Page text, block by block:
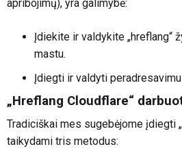
apribojimų), yra galimybė:
Įdiekite ir valdykite „hreflang“
mastu.
Įdiegti ir valdyti
„Hreflang Cloudflare“
Tradiciškai mes sugebėjome įdiegti
taikydami tris metodus: